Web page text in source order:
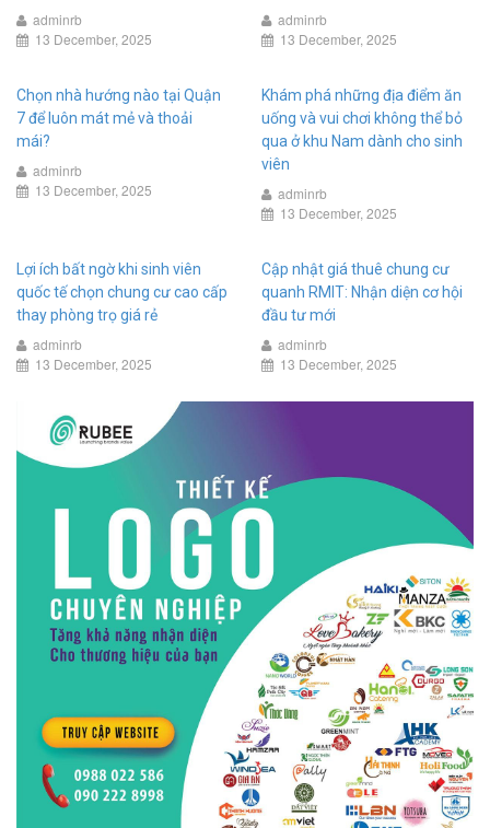
adminrb
13 December, 2025
adminrb
13 December, 2025
Chọn nhà hướng nào tại Quận
7 để luôn mát mẻ và thoải
mái?
adminrb
13 December, 2025
Khám phá những địa điểm ăn
uống và vui chơi không thể bỏ
qua ở khu Nam dành cho sinh
viên
adminrb
13 December, 2025
Lợi ích bất ngờ khi sinh viên
quốc tế chọn chung cư cao cấp
thay phòng trọ giá rẻ
adminrb
13 December, 2025
Cập nhật giá thuê chung cư
quanh RMIT: Nhận diện cơ hội
đầu tư mới
adminrb
13 December, 2025